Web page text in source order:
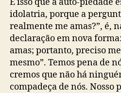
idolatria, porque a
realmente me amas?”, é,
declaração em nova
amas; portanto, preciso
mesmo”. Temos pena de
cremos que não há
compadeça de nós. Nosso